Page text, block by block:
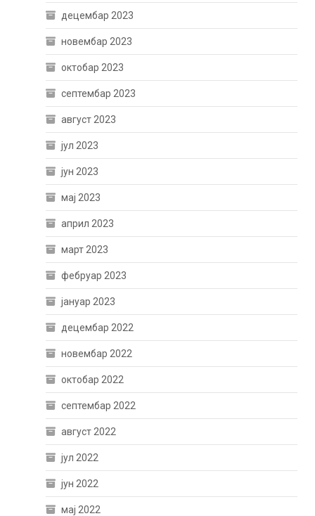
децембар 2023
новембар 2023
октобар 2023
септембар 2023
август 2023
јул 2023
јун 2023
мај 2023
април 2023
март 2023
фебруар 2023
јануар 2023
децембар 2022
новембар 2022
октобар 2022
септембар 2022
август 2022
јул 2022
јун 2022
мај 2022